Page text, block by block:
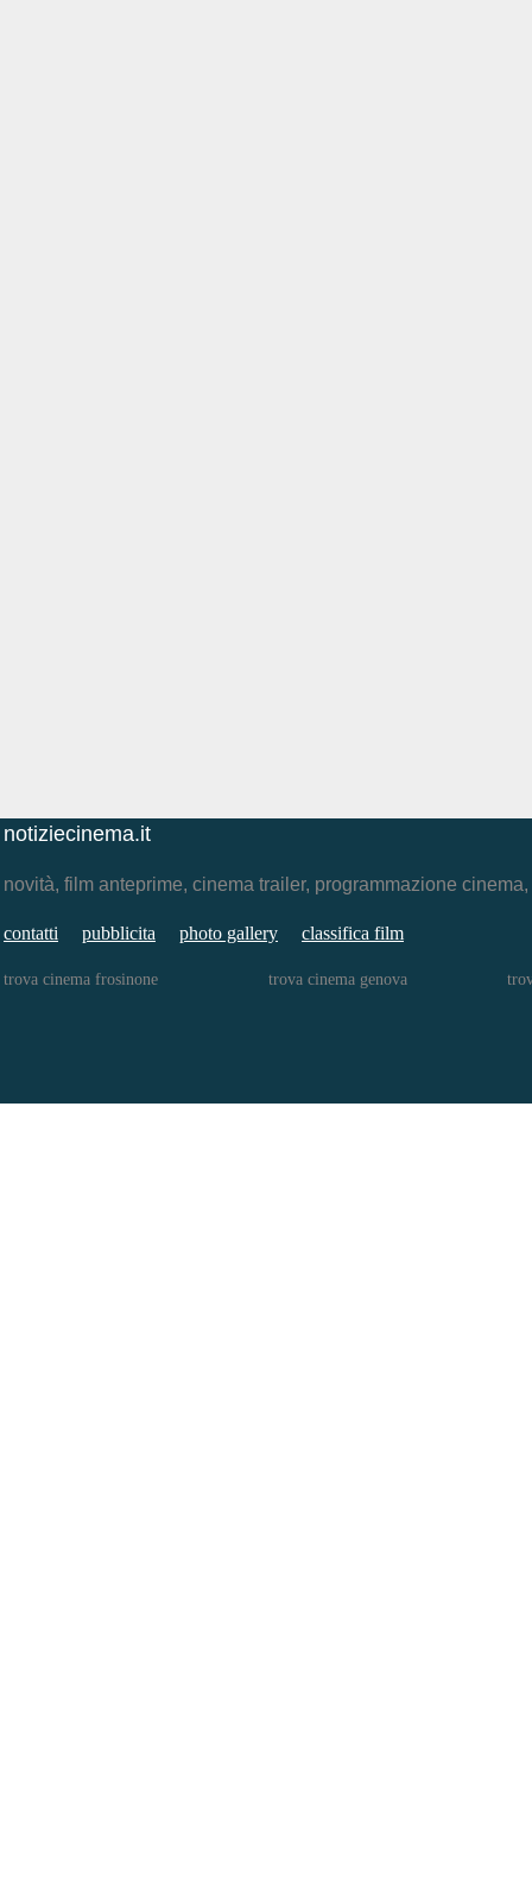
notiziecinema.it
novità, film anteprime, cinema trailer, programmazione
contatti pubblicita photo gallery classifica film
trova cinema frosinone trova cinema genova